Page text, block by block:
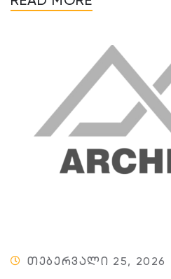
ᲗᲔᲑᲔᲠᲕᲐᲚᲘ 25, 2026